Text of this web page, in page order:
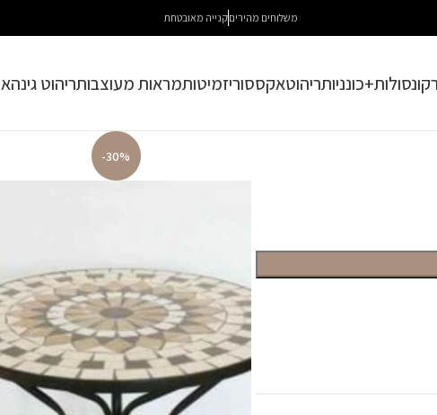
משלוחים מהיריםקנייה מאובטחת
קונסולות+כונניותריהוטאקססוריזמיטותמראות מעוצבותריהוט גינה
-30%